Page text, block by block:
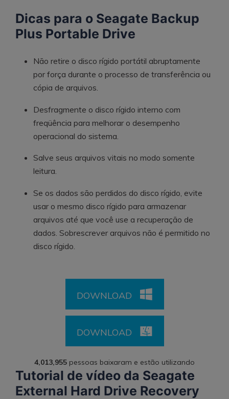
Dicas para o Seagate Backup
Plus Portable Drive
Não retire o disco rígido portátil abruptamente
por força durante o processo de transferência ou
cópia de arquivos.
Desfragmente o disco rígido interno com
freqüência para melhorar o desempenho
operacional do sistema.
Salve seus arquivos vitais no modo somente
leitura.
Se os dados são perdidos do disco rígido, evite
usar o mesmo disco rígido para armazenar
arquivos até que você use a recuperação de
dados. Sobrescrever arquivos não é permitido no
disco rígido.
DOWNLOAD
DOWNLOAD
4,013,955 pessoas baixaram e estão utilizando
Tutorial de vídeo da Seagate
External Hard Drive Recovery